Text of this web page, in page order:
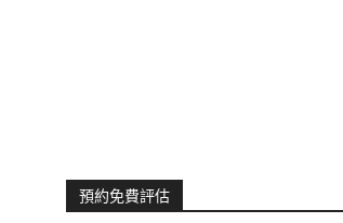
預約免費評估